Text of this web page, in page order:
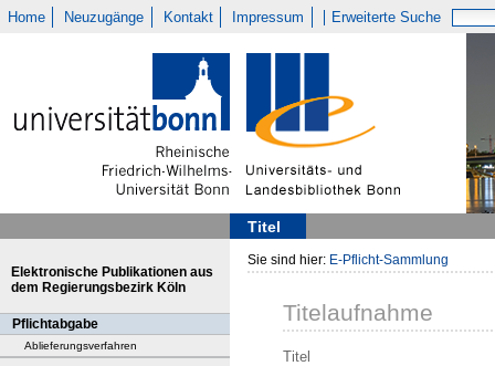
Home Neuzugänge Kontakt Impressum Erweiterte Suche
Titel
Elektronische Publikationen aus
dem Regierungsbezirk Köln
Pflichtabgabe
Ablieferungsverfahren
Sie sind hier: E-Pflicht-Sammlung
Titelaufnahme
Titel